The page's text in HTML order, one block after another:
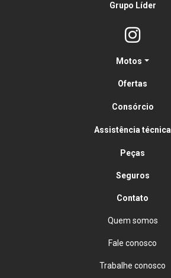
Grupo Líder
Motos
Ofertas
Consórcio
Assistência técnica
Peças
Seguros
Contato
Quem somos
Fale conosco
Trabalhe conosco